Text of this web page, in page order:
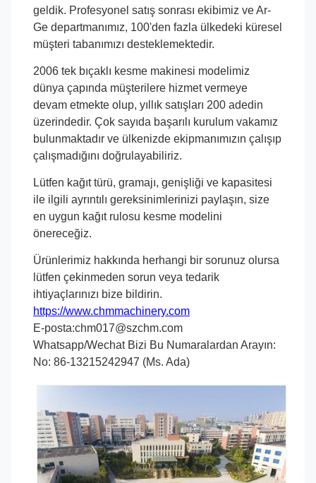
geldik. Profesyonel satış sonrası ekibimiz ve Ar-
Ge departmanımız, 100'den fazla ülkedeki küresel
müşteri tabanımızı desteklemektedir.
2006 tek bıçaklı kesme makinesi modelimiz
dünya çapında müşterilere hizmet vermeye
devam etmekte olup, yıllık satışları 200 adedin
üzerindedir. Çok sayıda başarılı kurulum vakamız
bulunmaktadır ve ülkenizde ekipmanımızın çalışıp
çalışmadığını doğrulayabiliriz.
Lütfen kağıt türü, gramajı, genişliği ve kapasitesi
ile ilgili ayrıntılı gereksinimlerinizi paylaşın, size
en uygun kağıt rulosu kesme modelini
önereceğiz.
Ürünlerimiz hakkında herhangi bir sorunuz olursa
lütfen çekinmeden sorun veya tedarik
ihtiyaçlarınızı bize bildirin.
https://www.chmmachinery.com
E-posta:chm017@szchm.com
Whatsapp/Wechat Bizi Bu Numaralardan Arayın:
No: 86-13215242947 (Ms. Ada)